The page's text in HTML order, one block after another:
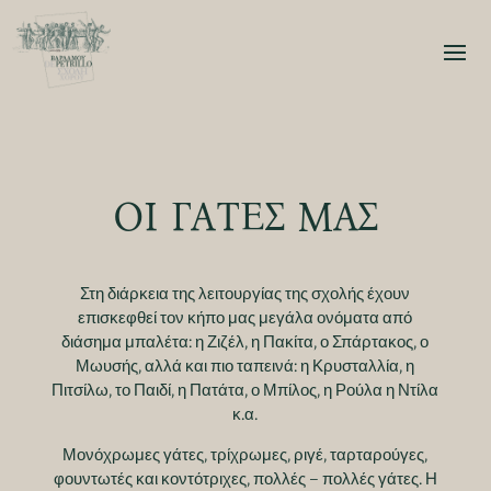
ΟΙ ΓΑΤΕΣ ΜΑΣ
Στη διάρκεια της λειτουργίας της σχολής έχουν
επισκεφθεί τον κήπο μας μεγάλα ονόματα από
διάσημα μπαλέτα: η Ζιζέλ, η Πακίτα, ο Σπάρτακος, ο
Μωυσής, αλλά και πιο ταπεινά: η Κρυσταλλία, η
Πιτσίλω, το Παιδί, η Πατάτα, ο Μπίλος, η Ρούλα η Ντίλα
κ.α.
Μονόχρωμες γάτες, τρίχρωμες, ριγέ, ταρταρούγες,
φουντωτές και κοντότριχες, πολλές – πολλές γάτες. Η